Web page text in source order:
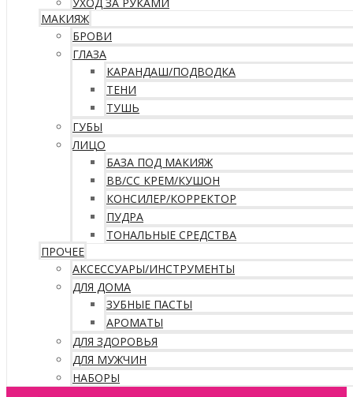
МАКИЯЖ
БРОВИ
ГЛАЗА
КАРАНДАШ/ПОДВОДКА
ТЕНИ
ТУШЬ
ГУБЫ
ЛИЦО
БАЗА ПОД МАКИЯЖ
ВВ/CC КРЕМ/КУШОН
КОНСИЛЕР/КОРРЕКТОР
ПУДРА
ТОНАЛЬНЫЕ СРЕДСТВА
ПРОЧЕЕ
АКСЕССУАРЫ/ИНСТРУМЕНТЫ
ДЛЯ ДОМА
ЗУБНЫЕ ПАСТЫ
АРОМАТЫ
ДЛЯ ЗДОРОВЬЯ
ДЛЯ МУЖЧИН
НАБОРЫ